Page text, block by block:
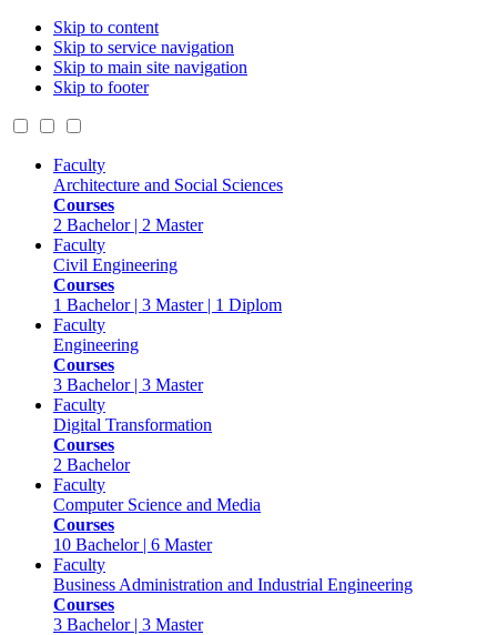
Skip to content
Skip to service navigation
Skip to main site navigation
Skip to footer
Faculty
Architecture and Social Sciences
Courses
2 Bachelor | 2 Master
Faculty
Civil Engineering
Courses
1 Bachelor | 3 Master | 1 Diplom
Faculty
Engineering
Courses
3 Bachelor | 3 Master
Faculty
Digital Transformation
Courses
2 Bachelor
Faculty
Computer Science and Media
Courses
10 Bachelor | 6 Master
Faculty
Business Administration and Industrial Engineering
Courses
3 Bachelor | 3 Master